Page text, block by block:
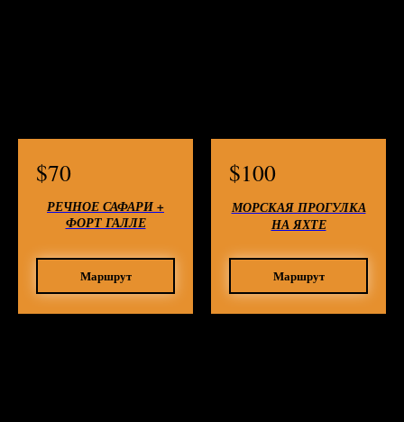
$70
РЕЧНОЕ САФАРИ +
ФОРТ ГАЛЛЕ
Маршрут
$100
МОРСКАЯ ПРОГУЛКА
НА ЯХТЕ
Маршрут